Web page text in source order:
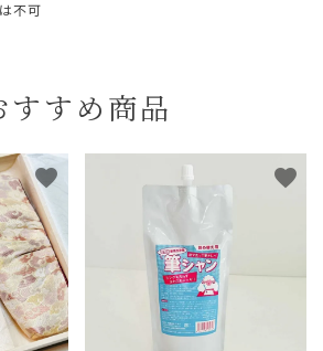
不可
すすめ商品
favorite favorite